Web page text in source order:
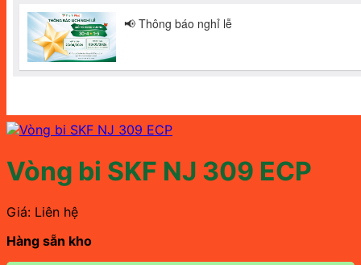
Vòng bi SKF NJ 309 ECP
Giá: Liên hệ
Hàng sẵn kho